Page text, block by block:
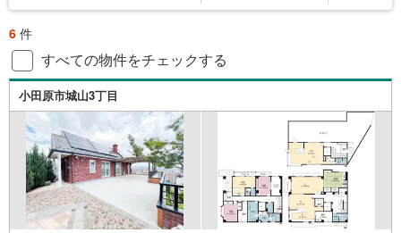
6 件
すべての物件をチェックする
小田原市城山3丁目